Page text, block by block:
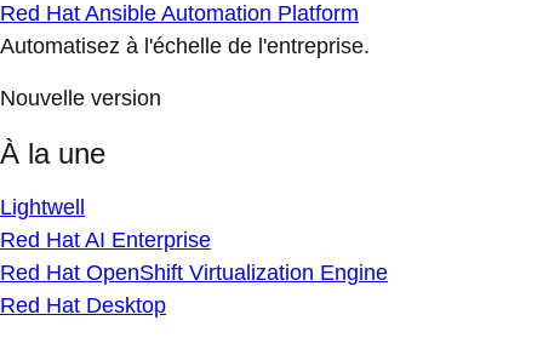
Red Hat Ansible Automation Platform
Automatisez à l'échelle de l'entreprise.
Nouvelle version
À la une
Lightwell
Red Hat AI Enterprise
Red Hat OpenShift Virtualization Engine
Red Hat Desktop